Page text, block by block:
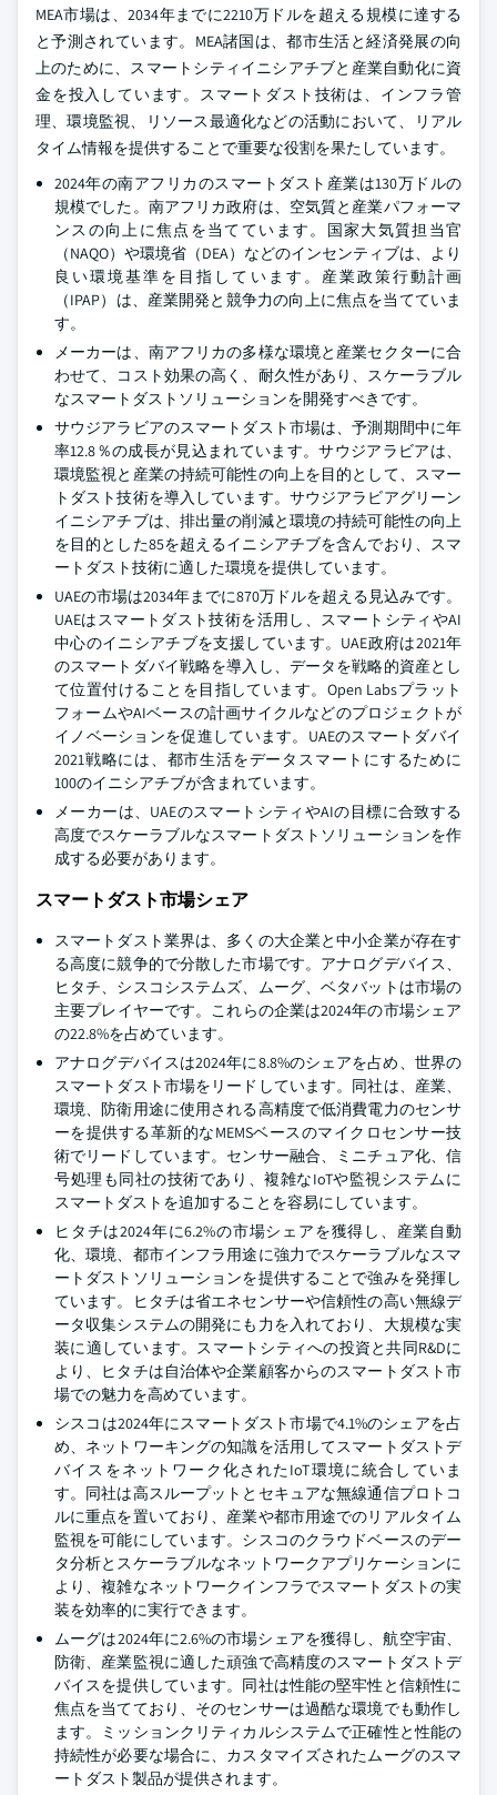
MEA市場は、2034年までに2210万ドルを超える規模に達する
と予測されています。MEA諸国は、都市生活と経済発展の向
上のために、スマートシティイニシアチブと産業自動化に資
金を投入しています。スマートダスト技術は、インフラ管
理、環境監視、リソース最適化などの活動において、リアル
タイム情報を提供することで重要な役割を果たしています。
2024年の南アフリカのスマートダスト産業は130万ドルの
規模でした。南アフリカ政府は、空気質と産業パフォーマ
ンスの向上に焦点を当てています。国家大気質担当官
（NAQO）や環境省（DEA）などのインセンティブは、より
良い環境基準を目指しています。産業政策行動計画
（IPAP）は、産業開発と競争力の向上に焦点を当てていま
す。
メーカーは、南アフリカの多様な環境と産業セクターに合
わせて、コスト効果の高く、耐久性があり、スケーラブル
なスマートダストソリューションを開発すべきです。
サウジアラビアのスマートダスト市場は、予測期間中に年
率12.8％の成長が見込まれています。サウジアラビアは、
環境監視と産業の持続可能性の向上を目的として、スマー
トダスト技術を導入しています。サウジアラビアグリーン
イニシアチブは、排出量の削減と環境の持続可能性の向上
を目的とした85を超えるイニシアチブを含んでおり、スマ
ートダスト技術に適した環境を提供しています。
UAEの市場は2034年までに870万ドルを超える見込みです。
UAEはスマートダスト技術を活用し、スマートシティやAI
中心のイニシアチブを支援しています。UAE政府は2021年
のスマートダバイ戦略を導入し、データを戦略的資産とし
て位置付けることを目指しています。Open Labsプラット
フォームやAIベースの計画サイクルなどのプロジェクトが
イノベーションを促進しています。UAEのスマートダバイ
2021戦略には、都市生活をデータスマートにするために
100のイニシアチブが含まれています。
メーカーは、UAEのスマートシティやAIの目標に合致する
高度でスケーラブルなスマートダストソリューションを作
成する必要があります。
スマートダスト市場シェア
スマートダスト業界は、多くの大企業と中小企業が存在す
る高度に競争的で分散した市場です。アナログデバイス、
ヒタチ、シスコシステムズ、ムーグ、ベタバットは市場の
主要プレイヤーです。これらの企業は2024年の市場シェア
の22.8%を占めています。
アナログデバイスは2024年に8.8%のシェアを占め、世界の
スマートダスト市場をリードしています。同社は、産業、
環境、防衛用途に使用される高精度で低消費電力のセンサ
ーを提供する革新的なMEMSベースのマイクロセンサー技
術でリードしています。センサー融合、ミニチュア化、信
号処理も同社の技術であり、複雑なIoTや監視システムに
スマートダストを追加することを容易にしています。
ヒタチは2024年に6.2%の市場シェアを獲得し、産業自動
化、環境、都市インフラ用途に強力でスケーラブルなスマ
ートダストソリューションを提供することで強みを発揮し
ています。ヒタチは省エネセンサーや信頼性の高い無線デ
ータ収集システムの開発にも力を入れており、大規模な実
装に適しています。スマートシティへの投資と共同R&Dに
より、ヒタチは自治体や企業顧客からのスマートダスト市
場での魅力を高めています。
シスコは2024年にスマートダスト市場で4.1%のシェアを占
め、ネットワーキングの知識を活用してスマートダストデ
バイスをネットワーク化されたIoT環境に統合していま
す。同社は高スループットとセキュアな無線通信プロトコ
ルに重点を置いており、産業や都市用途でのリアルタイム
監視を可能にしています。シスコのクラウドベースのデー
タ分析とスケーラブルなネットワークアプリケーションに
より、複雑なネットワークインフラでスマートダストの実
装を効率的に実行できます。
ムーグは2024年に2.6%の市場シェアを獲得し、航空宇宙、
防衛、産業監視に適した頑強で高精度のスマートダストデ
バイスを提供しています。同社は性能の堅牢性と信頼性に
焦点を当てており、そのセンサーは過酷な環境でも動作し
ます。ミッションクリティカルシステムで正確性と性能の
持続性が必要な場合に、カスタマイズされたムーグのスマ
ートダスト製品が提供されます。